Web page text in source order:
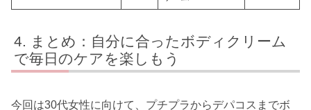
まとめ：自分に合ったボディクリーム
で毎日のケアを楽しもう
今回は30代女性に向けて、プチプラからデパコスまでボ